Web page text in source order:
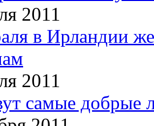
2011
в Ирландии
2011
самые добрые